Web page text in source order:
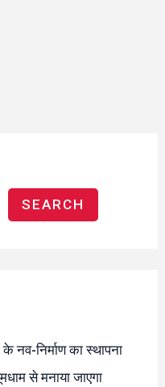
SEARCH
नव-निर्माण का स्थापना
से मनाया जाएगा